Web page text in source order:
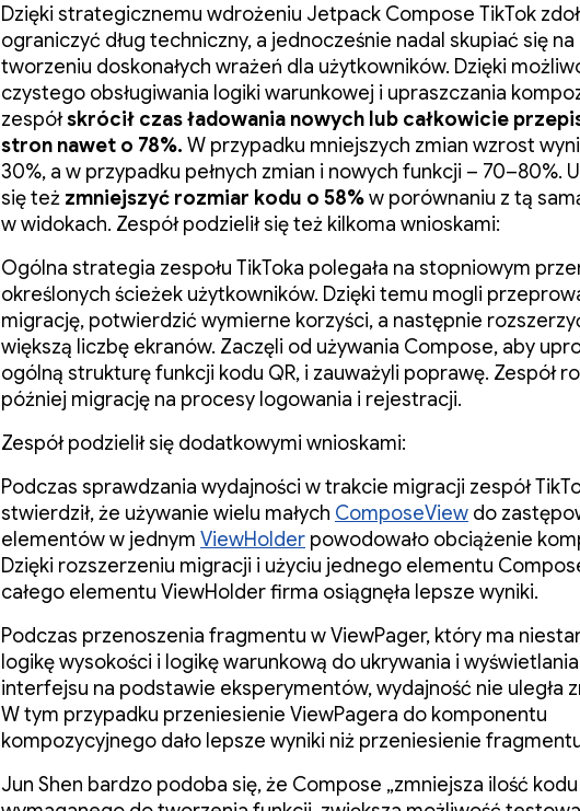
Dzięki strategicznemu wdrożeniu Jetpack Compose TikTok
ograniczyć dług techniczny, a jednocześnie nadal skupiać się na
tworzeniu doskonałych wrażeń dla użytkowników. Dzięki
czystego obsługiwania logiki warunkowej i upraszczania
zespółskrócił czas ładowania nowych lub całkowicie
stron nawet o 78%. W przypadku mniejszych zmian wzrost
30%, a w przypadku pełnych zmian i nowych funkcji – 70–80%.
się też zmniejszyć rozmiar kodu o 58%w porównaniu z tą
w widokach. Zespół podzielił się też kilkoma wnioskami:
Ogólna strategia zespołu TikToka polegała na stopniowym
określonych ścieżek użytkowników. Dzięki temu mogli
migrację, potwierdzić wymierne korzyści, a następnie
większą liczbę ekranów. Zaczęli od używania Compose, aby
ogólną strukturę funkcji kodu QR, i zauważyli poprawę. Zespół
później migrację na procesy logowania i rejestracji.
Zespół podzielił się dodatkowymi wnioskami:
Podczas sprawdzania wydajności w trakcie migracji zespół
stwierdził, że używanie wielu małych ComposeView do
elementów w jednym ViewHolder powodowało obciążenie
Dzięki rozszerzeniu migracji i użyciu jednego elementu
całego elementu ViewHolder firma osiągnęła lepsze wyniki.
Podczas przenoszenia fragmentu w ViewPager, który ma
logikę wysokości i logikę warunkową do ukrywania i wyświetlania
interfejsu na podstawie eksperymentów, wydajność nie uległa
W tym przypadku przeniesienie ViewPagera do komponentu
kompozycyjnego dało lepsze wyniki niż przeniesienie
Jun Shen bardzo podoba się, że Compose „zmniejsza ilość kodu